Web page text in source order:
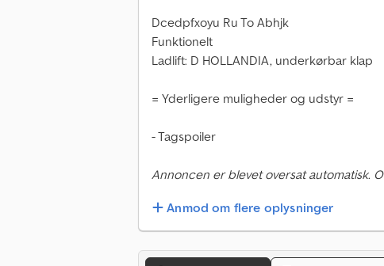
Dcedpfxoyu Ru To Abhjk
Funktionelt
Ladlift: D HOLLANDIA, underkørbar klap
= Yderligere muligheder og udstyr =
- Tagspoiler
Annoncen er blevet oversat automatisk.
Anmod om flere oplysninger